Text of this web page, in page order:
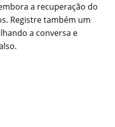
a recuperação do
Registre também um
a conversa e